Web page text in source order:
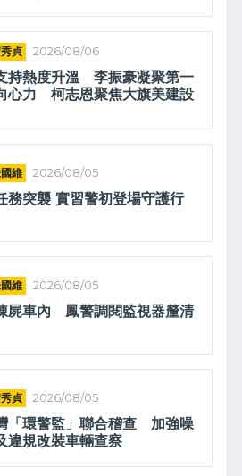
貞 2026/08/06
持熱度升溫 李振豪凝聚第一
心力 柯志恩聚焦大旗美建設
維 2026/08/05
務突襲 實習警初登場守護行
維 2026/08/05
屍車內 鳳警調閱監視器釐清
貞 2026/08/05
「環警監」聯合稽查 加強噪
違規改裝車輛查察